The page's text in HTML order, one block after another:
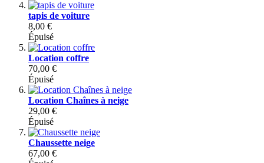
tapis de voiture
8,00 €
Épuisé
Location coffre
70,00 €
Épuisé
Location Chaînes à neige
29,00 €
Épuisé
Chaussette neige
67,00 €